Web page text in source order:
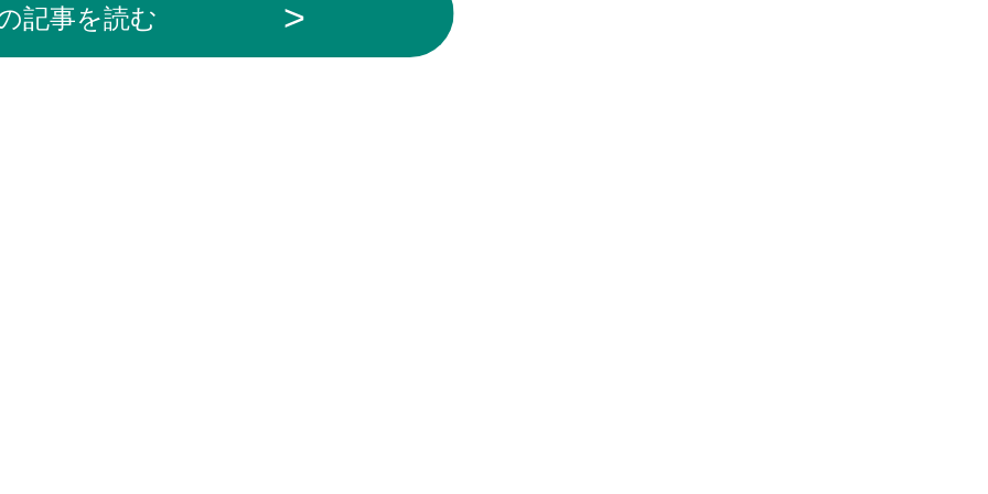
記事を読む